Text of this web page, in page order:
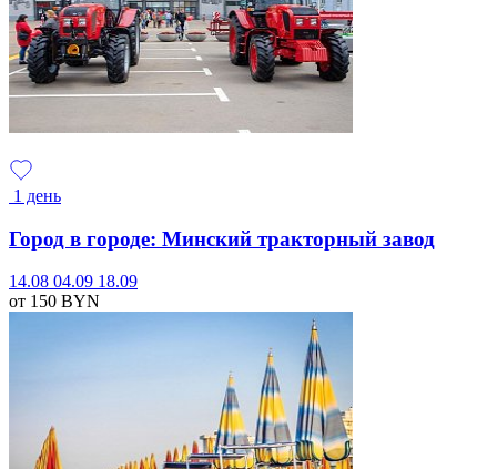
1 день
Город в городе: Минский тракторный завод
14.08 04.09 18.09
от 150 BYN